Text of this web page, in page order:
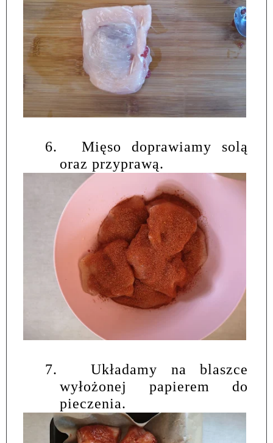
6.
Mięso doprawiamy solą
oraz przyprawą.
7.
Układamy na blaszce
wyłożonej papierem do
pieczenia.